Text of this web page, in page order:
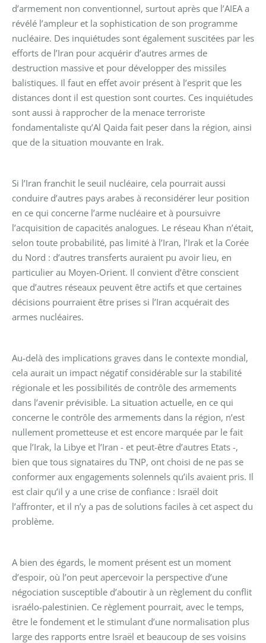
d’armement non conventionnel, surtout après que l’AIEA a
révélé l’ampleur et la sophistication de son programme
nucléaire. Des inquiétudes sont également suscitées par les
efforts de l’Iran pour acquérir d’autres armes de
destruction massive et pour développer des missiles
balistiques. Il faut en effet avoir présent à l’esprit que les
distances dont il est question sont courtes. Ces inquiétudes
sont aussi à rapprocher de la menace terroriste
fondamentaliste qu’Al Qaida fait peser dans la région, ainsi
que de la situation mouvante en Irak.
Si l’Iran franchit le seuil nucléaire, cela pourrait aussi
conduire d’autres pays arabes à reconsidérer leur position
en ce qui concerne l’arme nucléaire et à poursuivre
l’acquisition de capacités analogues. Le réseau Khan n’était,
selon toute probabilité, pas limité à l’Iran, l’Irak et la Corée
du Nord : d’autres transferts auraient pu avoir lieu, en
particulier au Moyen-Orient. Il convient d’être conscient
que d’autres réseaux peuvent être actifs et que certaines
décisions pourraient être prises si l’Iran acquérait des
armes nucléaires.
Au-delà des implications graves dans le contexte mondial,
cela aurait un impact négatif considérable sur la stabilité
régionale et les possibilités de contrôle des armements
dans l’avenir prévisible. La situation actuelle, en ce qui
concerne le contrôle des armements dans la région, n’est
nullement prometteuse et est encore marquée par le fait
que l’Irak, la Libye et l’Iran - et peut-être d’autres Etats -,
bien que tous signataires du TNP, ont choisi de ne pas se
conformer aux engagements solennels qu’ils avaient pris. Il
est clair qu’il y a une crise de confiance : Israël doit
l’affronter, et il n’y a pas de solutions faciles à cet aspect du
problème.
A bien des égards, le moment présent est un moment
d’espoir, où l’on peut apercevoir la perspective d’une
négociation susceptible d’aboutir à un règlement du conflit
israélo-palestinien. Ce règlement pourrait, avec le temps,
être le fondement et le stimulant d’une normalisation plus
large des rapports entre Israël et beaucoup de ses voisins